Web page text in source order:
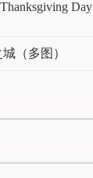
Day
（多图）